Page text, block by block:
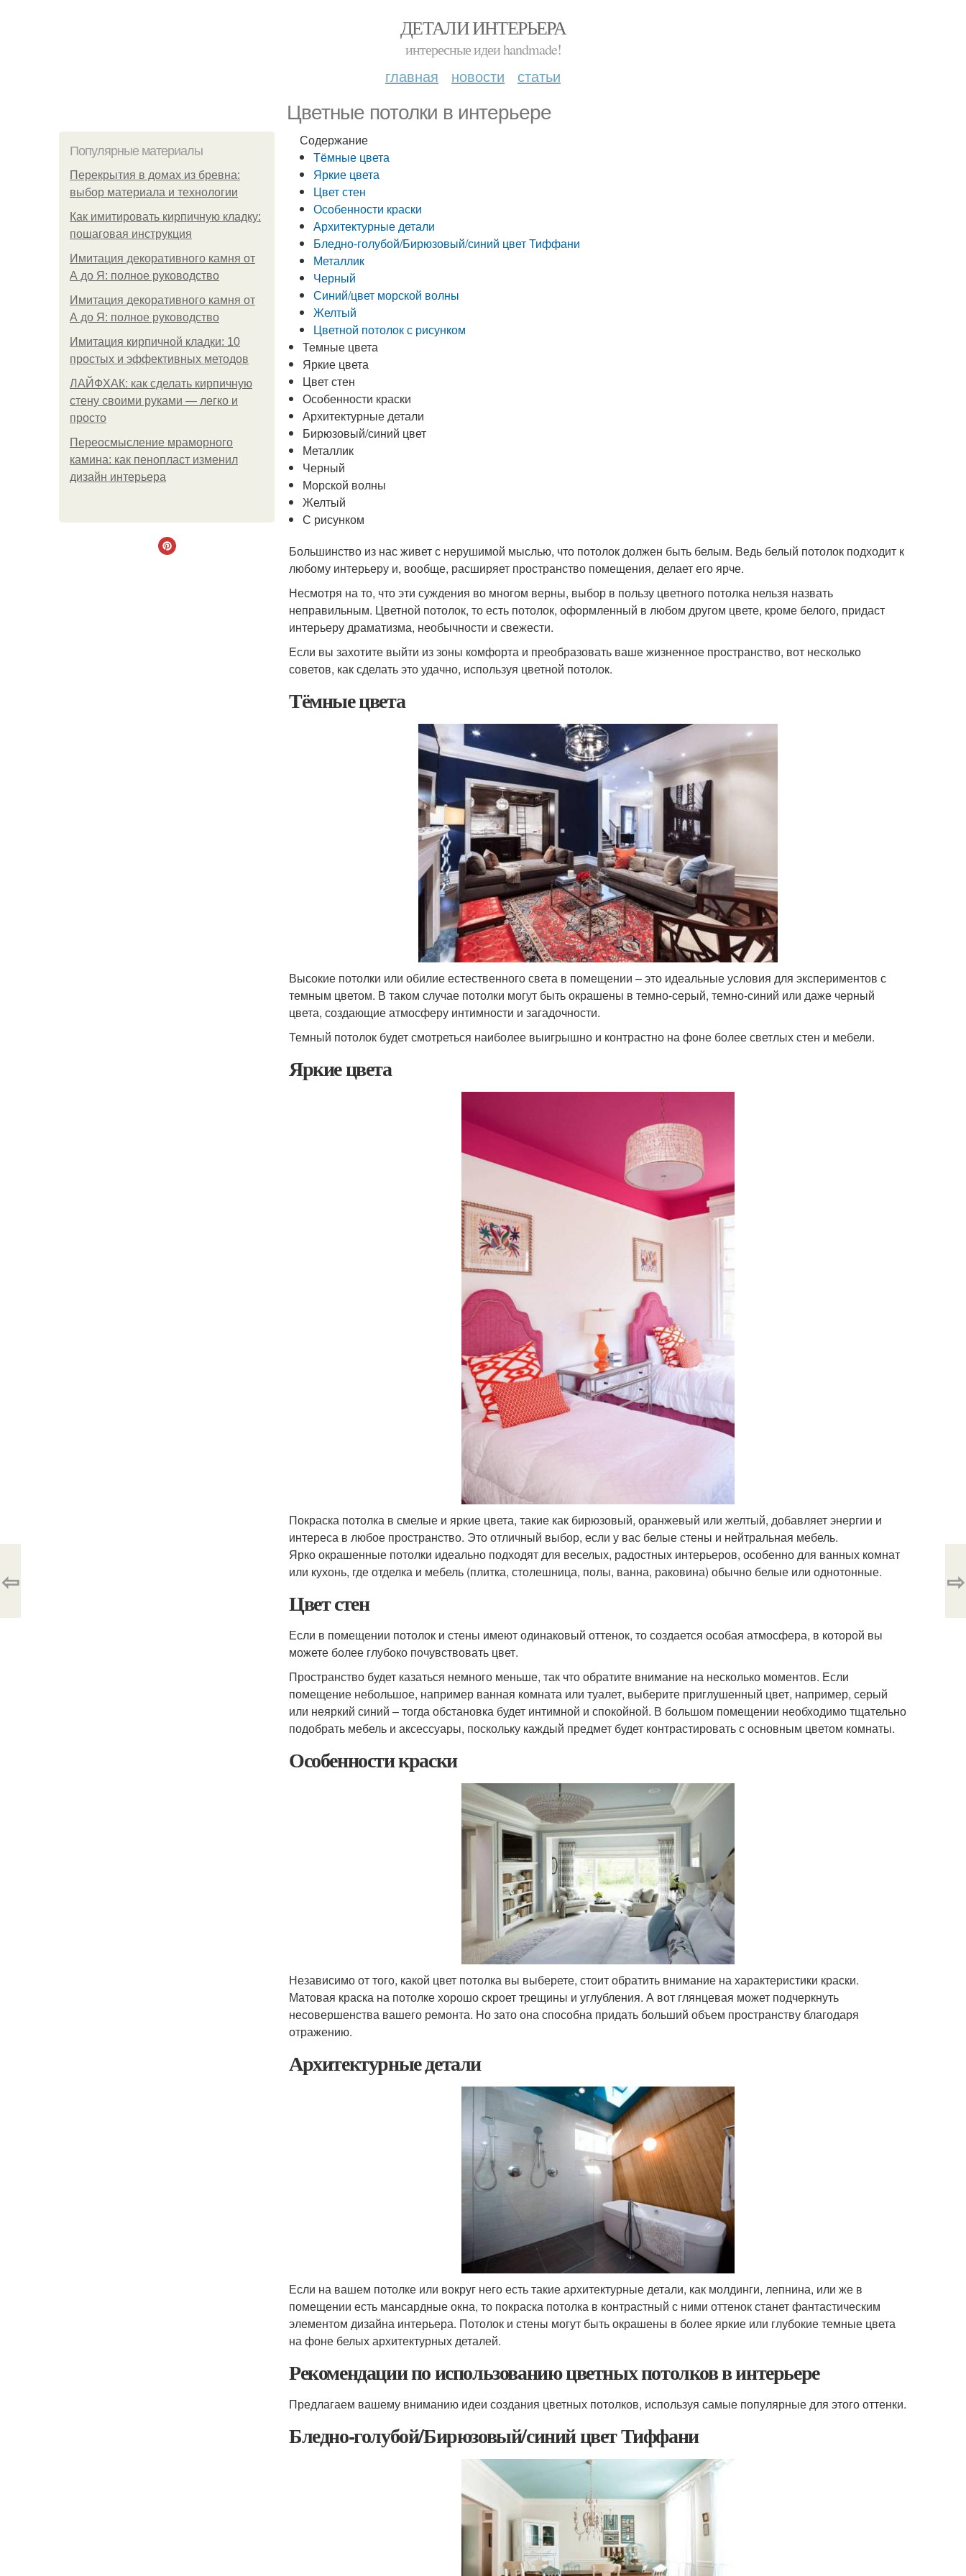
ДЕТАЛИ ИНТЕРЬЕРА
интересные идеи handmade!
главная новости статьи
Цветные потолки в интерьере
Популярные материалы
Перекрытия в домах из бревна:
выбор материала и технологии
Как имитировать кирпичную кладку:
пошаговая инструкция
Имитация декоративного камня от
А до Я: полное руководство
Имитация декоративного камня от
А до Я: полное руководство
Имитация кирпичной кладки: 10
простых и эффективных методов
ЛАЙФХАК: как сделать кирпичную
стену своими руками — легко и
просто
Переосмысление мраморного
камина: как пенопласт изменил
дизайн интерьера
Содержание
Тёмные цвета
Яркие цвета
Цвет стен
Особенности краски
Архитектурные детали
Бледно-голубой/Бирюзовый/синий цвет Тиффани
Металлик
Черный
Синий/цвет морской волны
Желтый
Цветной потолок с рисунком
Темные цвета
Яркие цвета
Цвет стен
Особенности краски
Архитектурные детали
Бирюзовый/синий цвет
Металлик
Черный
Морской волны
Желтый
С рисунком
Большинство из нас живет с нерушимой мыслью, что потолок должен быть белым. Ведь белый потолок подходит к
любому интерьеру и, вообще, расширяет пространство помещения, делает его ярче.
Несмотря на то, что эти суждения во многом верны, выбор в пользу цветного потолка нельзя назвать
неправильным. Цветной потолок, то есть потолок, оформленный в любом другом цвете, кроме белого, придаст
интерьеру драматизма, необычности и свежести.
Если вы захотите выйти из зоны комфорта и преобразовать ваше жизненное пространство, вот несколько
советов, как сделать это удачно, используя цветной потолок.
Тёмные цвета
Высокие потолки или обилие естественного света в помещении – это идеальные условия для экспериментов с
темным цветом. В таком случае потолки могут быть окрашены в темно-серый, темно-синий или даже черный
цвета, создающие атмосферу интимности и загадочности.
Темный потолок будет смотреться наиболее выигрышно и контрастно на фоне более светлых стен и мебели.
Яркие цвета
Покраска потолка в смелые и яркие цвета, такие как бирюзовый, оранжевый или желтый, добавляет энергии и
интереса в любое пространство. Это отличный выбор, если у вас белые стены и нейтральная мебель.
Ярко окрашенные потолки идеально подходят для веселых, радостных интерьеров, особенно для ванных комнат
или кухонь, где отделка и мебель (плитка, столешница, полы, ванна, раковина) обычно белые или однотонные.
Цвет стен
Если в помещении потолок и стены имеют одинаковый оттенок, то создается особая атмосфера, в которой вы
можете более глубоко почувствовать цвет.
Пространство будет казаться немного меньше, так что обратите внимание на несколько моментов. Если
помещение небольшое, например ванная комната или туалет, выберите приглушенный цвет, например, серый
или неяркий синий – тогда обстановка будет интимной и спокойной. В большом помещении необходимо тщательно
подобрать мебель и аксессуары, поскольку каждый предмет будет контрастировать с основным цветом комнаты.
Особенности краски
Независимо от того, какой цвет потолка вы выберете, стоит обратить внимание на характеристики краски.
Матовая краска на потолке хорошо скроет трещины и углубления. А вот глянцевая может подчеркнуть
несовершенства вашего ремонта. Но зато она способна придать больший объем пространству благодаря
отражению.
Архитектурные детали
Если на вашем потолке или вокруг него есть такие архитектурные детали, как молдинги, лепнина, или же в
помещении есть мансардные окна, то покраска потолка в контрастный с ними оттенок станет фантастическим
элементом дизайна интерьера. Потолок и стены могут быть окрашены в более яркие или глубокие темные цвета
на фоне белых архитектурных деталей.
Рекомендации по использованию цветных потолков в интерьере
Предлагаем вашему вниманию идеи создания цветных потолков, используя самые популярные для этого оттенки.
Бледно-голубой/Бирюзовый/синий цвет Тиффани
⇦ ⇨